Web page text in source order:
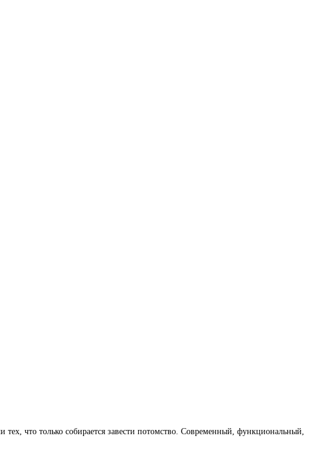
что только собирается завести потомство. Современный, функциональный,